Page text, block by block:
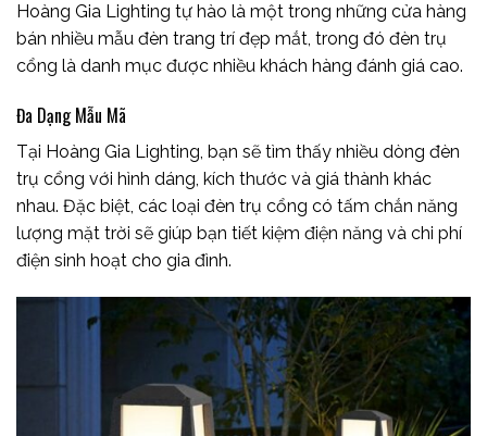
Hoàng Gia Lighting tự hào là một trong những cửa hàng
bán nhiều mẫu đèn trang trí đẹp mắt, trong đó đèn trụ
cổng là danh mục được nhiều khách hàng đánh giá cao.
Đa Dạng Mẫu Mã
Tại Hoàng Gia Lighting, bạn sẽ tìm thấy nhiều dòng đèn
trụ cổng với hình dáng, kích thước và giá thành khác
nhau. Đặc biệt, các loại đèn trụ cổng có tấm chắn năng
lượng mặt trời sẽ giúp bạn tiết kiệm điện năng và chi phí
điện sinh hoạt cho gia đình.